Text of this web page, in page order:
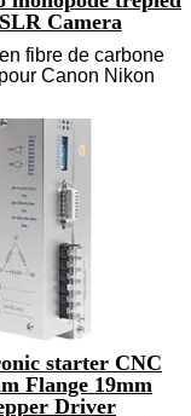
Camera
fibre de carbone
Canon Nikon
starter CNC
Flange 19mm
Driver